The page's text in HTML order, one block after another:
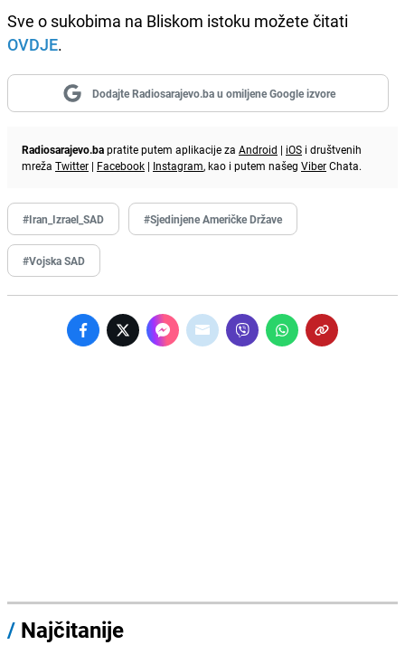
Sve o sukobima na Bliskom istoku možete čitati
OVDJE.
Dodajte Radiosarajevo.ba u omiljene Google izvore
Radiosarajevo.bapratite putem aplikacije za Android | iOS i društvenih
mreža Twitter | Facebook | Instagram, kao i putem našeg ViberChata.
#Iran_Izrael_SAD #Sjedinjene Američke Države
#Vojska SAD
/ Najčitanije